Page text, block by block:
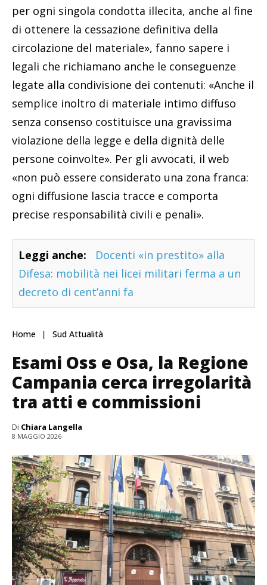
per ogni singola condotta illecita, anche al fine
di ottenere la cessazione definitiva della
circolazione del materiale», fanno sapere i
legali che richiamano anche le conseguenze
legate alla condivisione dei contenuti: «Anche il
semplice inoltro di materiale intimo diffuso
senza consenso costituisce una gravissima
violazione della legge e della dignità delle
persone coinvolte». Per gli avvocati, il web
«non può essere considerato una zona franca:
ogni diffusione lascia tracce e comporta
precise responsabilità civili e penali».
Leggi anche:
Docenti «in prestito» alla
Difesa: mobilità nei licei militari ferma a un
decreto di cent’anni fa
Home Sud Attualità
Esami Oss e Osa, la Regione
Campania cerca irregolarità
tra atti e commissioni
Di Chiara Langella
8 MAGGIO 2026